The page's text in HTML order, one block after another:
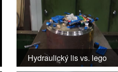
Hydraulický lis vs. lego